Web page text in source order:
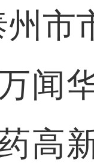
市
闻
高